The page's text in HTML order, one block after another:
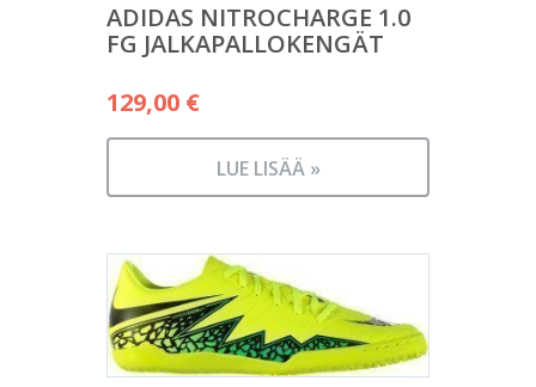
ADIDAS NITROCHARGE 1.0
FG JALKAPALLOKENGÄT
129,00 €
LUE LISÄÄ »